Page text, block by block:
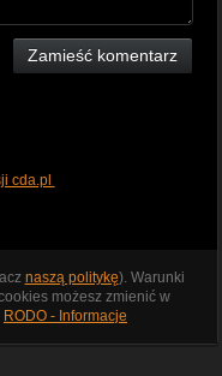
Zamieść komentarz
cda.pl
naszą politykę). Warunki
możesz zmienić w
RODO - Informacje